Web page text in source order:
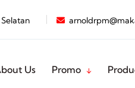
Us Promo